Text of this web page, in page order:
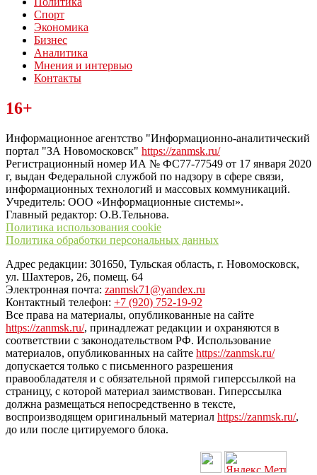
Спорт
Экономика
Бизнес
Аналитика
Мнения и интервью
Контакты
Читайте последние новости дня в Тульской области на сайте
“ЗаНовомосковск”
16+
Информационное агентство "Информационно-аналитический
портал "ЗА Новомосковск" https://zanmsk.ru/
Регистрационный номер ИА № ФС77-77549 от 17 января 2020
г, выдан Федеральной службой по надзору в сфере связи,
информационных технологий и массовых коммуникаций.
Учредитель: ООО «Информационные системы».
Главный редактор: О.В.Тельнова.
Политика использования cookie
Политика обработки персональных данных
Адрес редакции: 301650, Тульская область, г. Новомосковск,
ул. Шахтеров, 26, помещ. 64
Электронная почта: zanmsk71@yandex.ru
Контактный телефон: +7 (920) 752-19-92
Все права на материалы, опубликованные на сайте
https://zanmsk.ru/, принадлежат редакции и охраняются в
соответствии с законодательством РФ. Использование
материалов, опубликованных на сайте https://zanmsk.ru/
допускается только с письменного разрешения
правообладателя и с обязательной прямой гиперссылкой на
страницу, с которой материал заимствован. Гиперссылка
должна размещаться непосредственно в тексте,
воспроизводящем оригинальный материал https://zanmsk.ru/,
до или после цитируемого блока.